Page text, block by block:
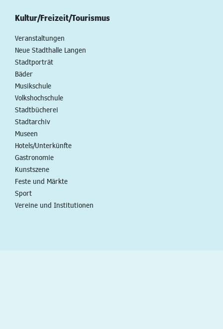
Kultur/Freizeit/Tourismus
Veranstaltungen
Neue Stadthalle Langen
Stadtporträt
Bäder
Musikschule
Volkshochschule
Stadtbücherei
Stadtarchiv
Museen
Hotels/Unterkünfte
Gastronomie
Kunstszene
Feste und Märkte
Sport
Vereine und Institutionen